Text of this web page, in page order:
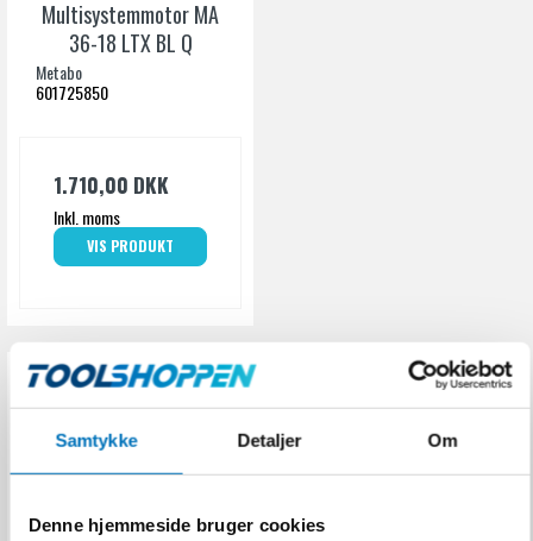
Samtykke Detaljer Om
Denne hjemmeside bruger cookies
Bredde
600 mm
Multisystemmotor MA
36-18 LTX BL Q
Metabo
601725850
1.710,00 DKK
Inkl. moms
VIS PRODUKT